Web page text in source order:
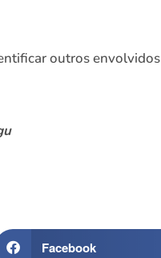
outros envolvidos
Facebook